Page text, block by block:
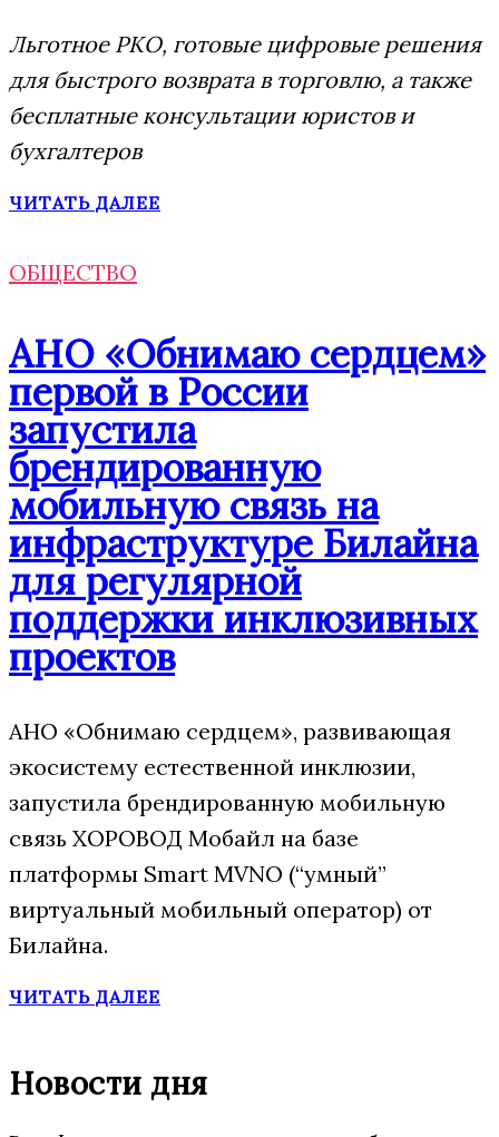
Льготное РКО, готовые цифровые решения
для быстрого возврата в торговлю, а также
бесплатные консультации юристов и
бухгалтеров
ЧИТАТЬ ДАЛЕЕ
ОБЩЕСТВО
АНО «Обнимаю сердцем»
первой в России
запустила
брендированную
мобильную связь на
инфраструктуре Билайна
для регулярной
поддержки инклюзивных
проектов
АНО «Обнимаю сердцем», развивающая
экосистему естественной инклюзии,
запустила брендированную мобильную
связь ХОРОВОД Мобайл на базе
платформы Smart MVNO (“умный”
виртуальный мобильный оператор) от
Билайна.
ЧИТАТЬ ДАЛЕЕ
Новости дня